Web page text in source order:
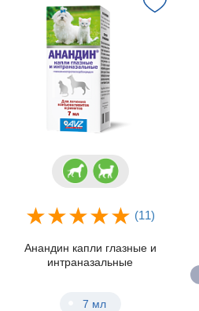
(11)
Анандин капли глазные и
интраназальные
7 мл